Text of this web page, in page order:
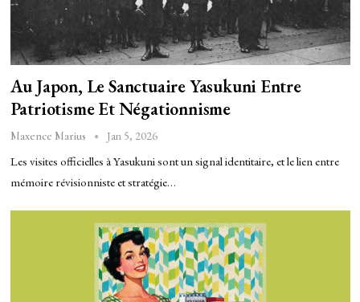
Au Japon, Le Sanctuaire Yasukuni Entre
Patriotisme Et Négationnisme
Maxence Marius Jan 5, 2026
Les visites officielles à Yasukuni sont un signal identitaire, et le lien entre
mémoire révisionniste et stratégie…